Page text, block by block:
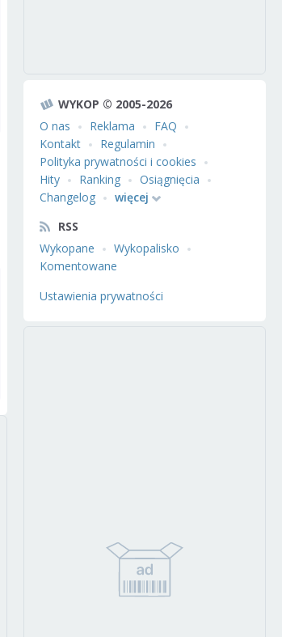
WYKOP © 2005-2026
O nas
Reklama
FAQ
Kontakt
Regulamin
Polityka prywatności i cookies
Hity
Ranking
Osiągnięcia
Changelog
więcej
RSS
Wykopane
Wykopalisko
Komentowane
Ustawienia prywatności